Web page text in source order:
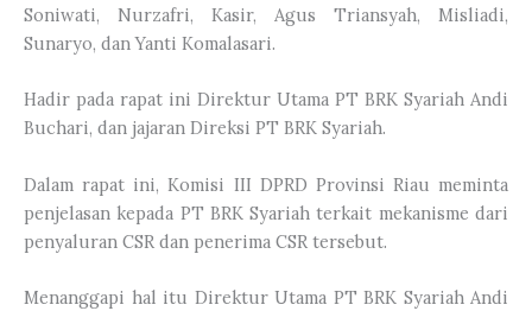
Soniwati, Nurzafri, Kasir, Agus Triansyah, Misliadi,
Sunaryo, dan Yanti Komalasari.
Hadir pada rapat ini Direktur Utama PT BRK Syariah Andi
Buchari, dan jajaran Direksi PT BRK Syariah.
Dalam rapat ini, Komisi III DPRD Provinsi Riau meminta
penjelasan kepada PT BRK Syariah terkait mekanisme dari
penyaluran CSR dan penerima CSR tersebut.
Menanggapi hal itu Direktur Utama PT BRK Syariah Andi